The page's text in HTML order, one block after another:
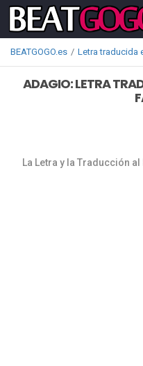
BEATGOGO.es Letra traducida
ADAGIO: LETRA
La Letra y la Traducción